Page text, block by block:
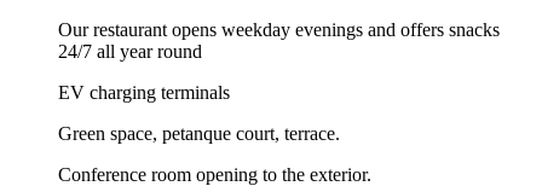
Our restaurant opens weekday evenings and offers snacks
24/7 all year round
EV charging terminals
Green space, petanque court, terrace.
Conference room opening to the exterior.